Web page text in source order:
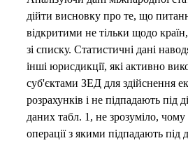
дійти висновку про те, що
відкритими не тільки щодо
зі списку. Статистичні дані
інші юрисдикції, які активно
суб'єктами ЗЕД для здійснення
розрахунків і не підпадають під
даних табл. 1, не зрозуміло, чому
операції з якими підпадають